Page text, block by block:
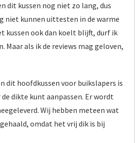
dit kussen nog niet zo lang, dus
niet kunnen uittesten in de warme
kussen ook dan koelt blijft, durf ik
Maar als ik de reviews mag geloven,
dit hoofdkussen voor buikslapers is
dikte kunt aanpassen. Er wordt
Wij hebben meteen wat
omdat het vrij dik is bij